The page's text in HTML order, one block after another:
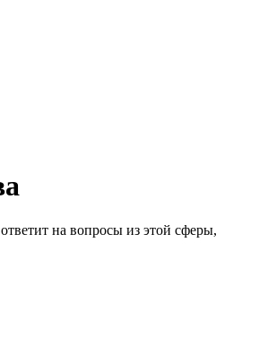
на вопросы из этой сферы,